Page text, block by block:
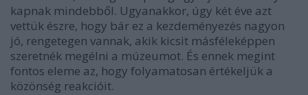
kapnak mindebből. Ugyanakkor, úgy két éve azt
vettük észre, hogy bár ez a kezdeményezés nagyon
jó, rengetegen vannak, akik kicsit másféleképpen
szeretnék megélni a múzeumot. És ennek megint
fontos eleme az, hogy folyamatosan értékeljük a
közönség reakcióit.